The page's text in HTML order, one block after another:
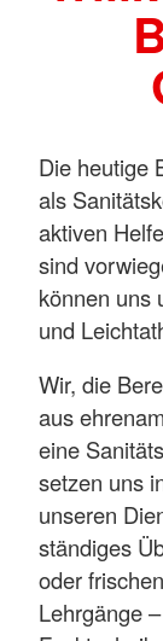
Die heutige
als
aktiven
sind
können uns
und
Wir, die
aus
eine
setzen uns
unseren
ständiges
oder
Lehrgänge